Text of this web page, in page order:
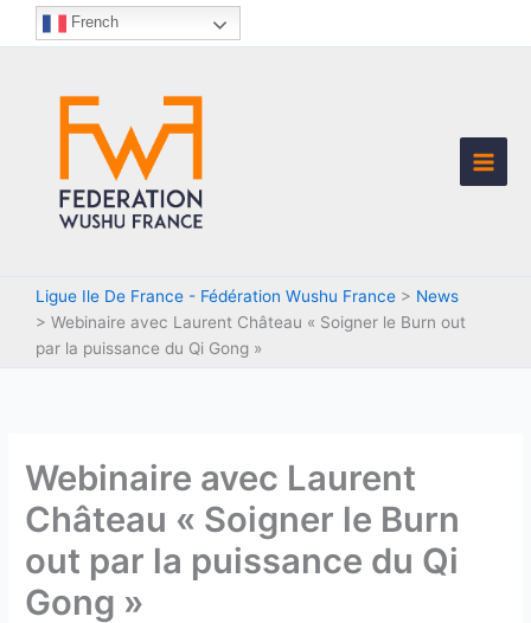
French
Ligue Ile De France - Fédération Wushu France > News
> Webinaire avec Laurent Château « Soigner le Burn out
par la puissance du Qi Gong »
Webinaire avec Laurent
Château « Soigner le Burn
out par la puissance du Qi
Gong »